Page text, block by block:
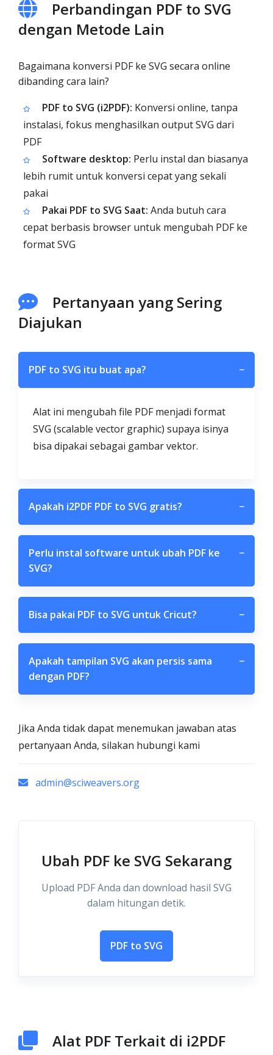
Perbandingan PDF to SVG
dengan Metode Lain
Bagaimana konversi PDF ke SVG secara online
dibanding cara lain?
PDF to SVG (i2PDF): Konversi online, tanpa
instalasi, fokus menghasilkan output SVG dari
PDF
Software desktop: Perlu instal dan biasanya
lebih rumit untuk konversi cepat yang sekali
pakai
Pakai PDF to SVG Saat: Anda butuh cara
cepat berbasis browser untuk mengubah PDF ke
format SVG
Pertanyaan yang Sering
Diajukan
PDF to SVG itu buat apa? −
Alat ini mengubah file PDF menjadi format
SVG (scalable vector graphic) supaya isinya
bisa dipakai sebagai gambar vektor.
Apakah i2PDF PDF to SVG gratis? −
Perlu instal software untuk ubah PDF ke
SVG?
−
Bisa pakai PDF to SVG untuk Cricut? −
Apakah tampilan SVG akan persis sama
dengan PDF?
−
Jika Anda tidak dapat menemukan jawaban atas
pertanyaan Anda, silakan hubungi kami
admin@sciweavers.org
Ubah PDF ke SVG Sekarang
Upload PDF Anda dan download hasil SVG
dalam hitungan detik.
PDF to SVG
Alat PDF Terkait di i2PDF